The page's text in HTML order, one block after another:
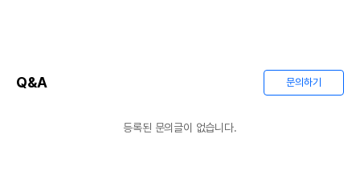
Q&A 문의하기
등록된 문의글이 없습니다.